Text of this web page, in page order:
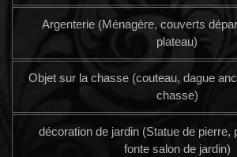
Argenterie (Ménagère, couverts
plateau)
Objet sur la chasse (couteau, dague
chasse)
décoration de jardin (Statue de pierre,
fonte salon de jardin)